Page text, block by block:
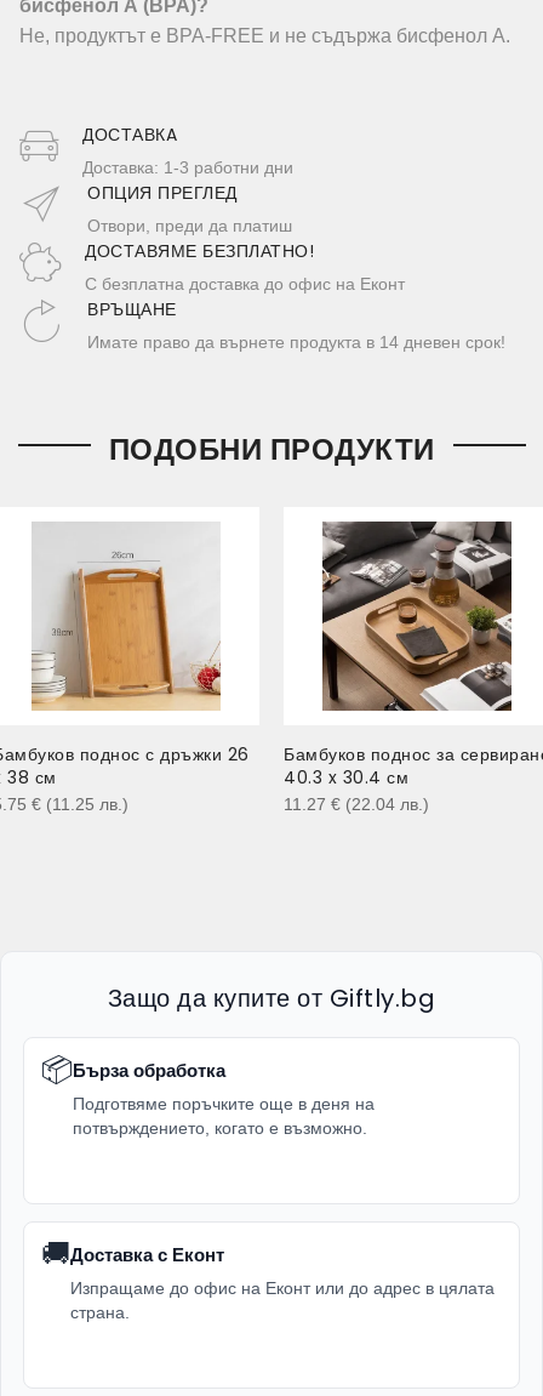
бисфенол А (BPA)?
Не, продуктът е BPA-FREE и не съдържа бисфенол А.
ДОСТАВКA
Доставка: 1-3 работни дни
ОПЦИЯ ПРЕГЛЕД
Отвори, преди да платиш
ДОСТАВЯМЕ БЕЗПЛАТНО!
С безплатна доставка до офис на Еконт
ВРЪЩАНЕ
Имате право да върнете продукта в 14 дневен срок!
ПОДОБНИ ПРОДУКТИ
поднос с дръжки 26
38 см
€ (11.25 лв. )
Бамбуков поднос за
40.3 x 30.4 см
11.27 € (22.04 лв. )
Защо да купите от Giftly.bg
📦Бърза обработка
Подготвяме поръчките още в деня на
потвърждението, когато е възможно.
🚚Доставка с Еконт
Изпращаме до офис на Еконт или до адрес в цялата
страна.